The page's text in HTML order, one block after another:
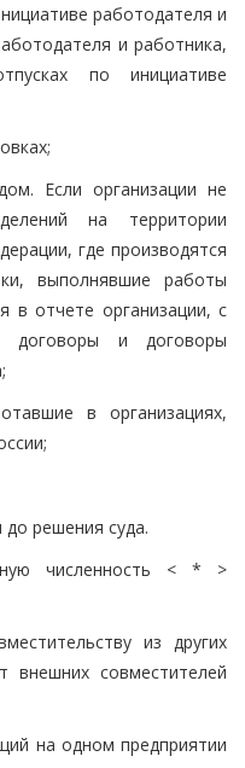
работодателя и
и работника,
по инициативе
Если организации не
на территории
где производятся
выполнявшие работы
в отчете организации, с
договоры и договоры
в организациях,
решения суда.
численность < * >
из других
внешних совместителей
на одном предприятии